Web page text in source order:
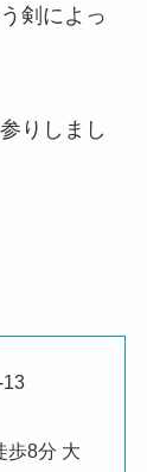
剣によっ
りしまし
13
歩8分 大